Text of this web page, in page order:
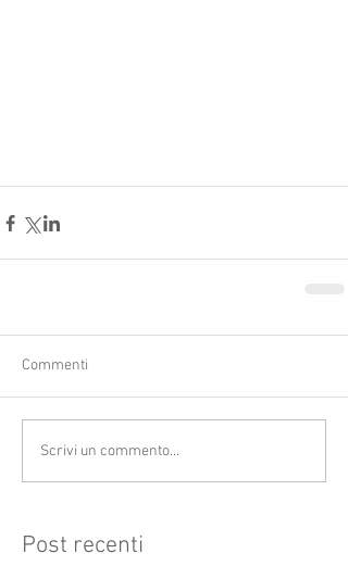
Commenti
Scrivi un commento...
Post recenti